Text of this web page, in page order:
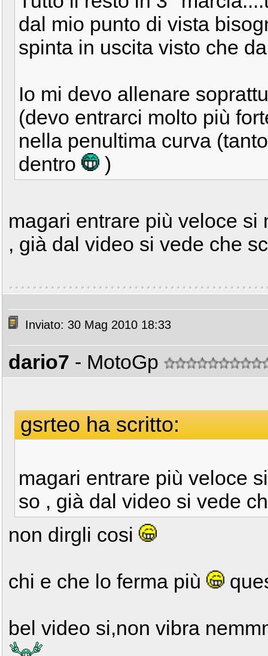
dal mio punto di vista
spinta in uscita visto che
Io mi devo allenare
(devo entrarci molto più
nella penultima curva
dentro
)
magari entrare più veloce si
, già dal video si vede che
Inviato: 30 Mag 2010 18:33
dario7 - MotoGp
gsrteo ha scritto:
magari entrare più veloce
so , già dal video si vede
non dirgli cosi
chi e che lo ferma più
bel video si,non vibra